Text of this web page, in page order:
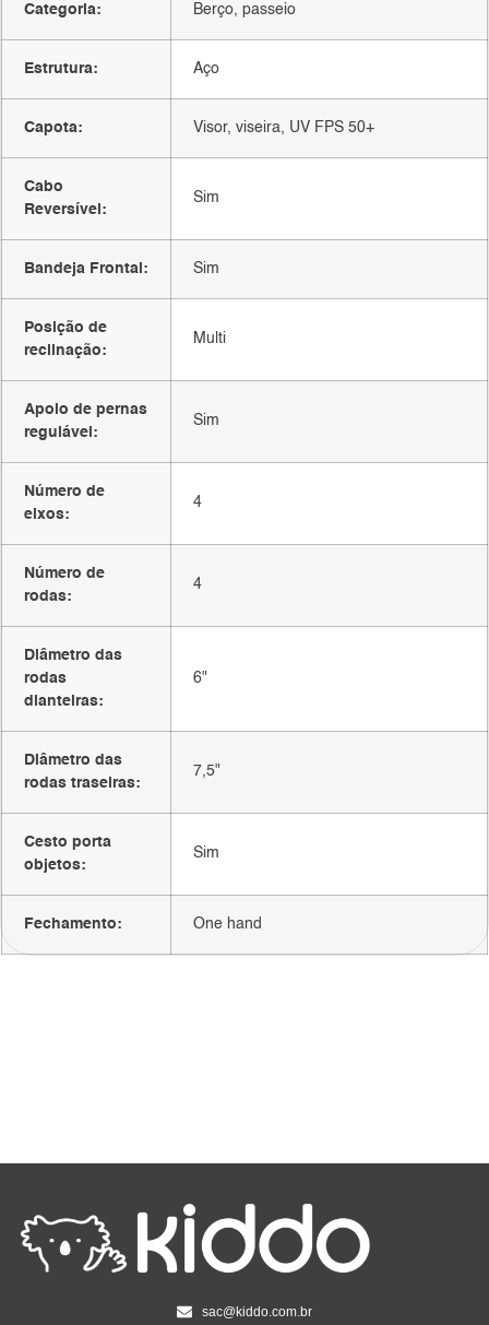
Categoria: Berço, passeio
Estrutura: Aço
Capota: Visor, viseira, UV FPS 50+
Cabo
Reversível:
Sim
Bandeja Frontal: Sim
Posição de
reclinação:
Multi
Apoio de pernas
regulável:
Sim
Número de
eixos:
4
Número de
rodas:
4
Diâmetro das
rodas
dianteiras:
6"
Diâmetro das
rodas traseiras:
7,5"
Cesto porta
objetos:
Sim
Fechamento: One hand
sac@kiddo.com.br